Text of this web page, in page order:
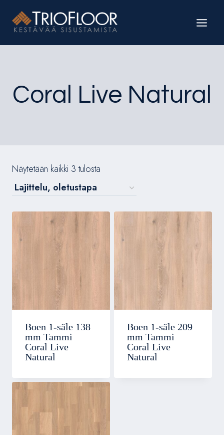
sisältöön
Coral Live Natural
Näytetään kaikki 3 tulosta
Boen 1-säle 138
mm Tammi
Coral Live
Natural
Boen 1-säle 209
mm Tammi
Coral Live
Natural